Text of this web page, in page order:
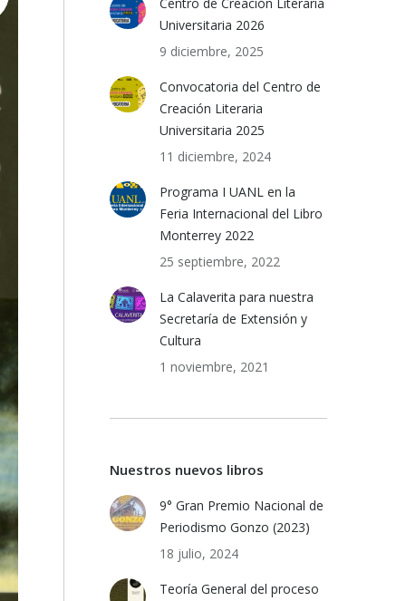
Universitaria 2026
9 diciembre, 2025
Convocatoria del Centro de
Creación Literaria
Universitaria 2025
11 diciembre, 2024
Programa I UANL en la
Feria Internacional del Libro
Monterrey 2022
25 septiembre, 2022
La Calaverita para nuestra
Secretaría de Extensión y
Cultura
1 noviembre, 2021
Nuestros nuevos libros
9° Gran Premio Nacional de
Periodismo Gonzo (2023)
18 julio, 2024
Teoría General del proceso